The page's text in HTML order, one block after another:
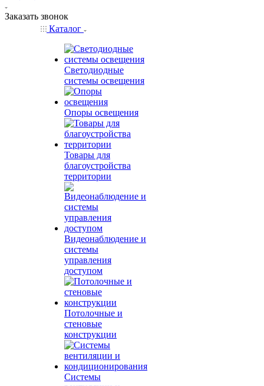
Заказать звонок
Каталог
Светодиодные
системы освещения
Опоры освещения
Товары для
благоустройства
территории
Видеонаблюдение и
системы
управления
доступом
Потолочные и
стеновые
конструкции
Системы